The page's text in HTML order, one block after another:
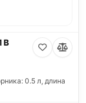
B
0.5 л, длина